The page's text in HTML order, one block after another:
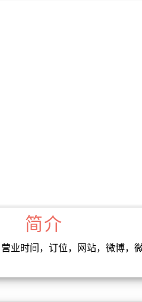
简介
业时间，订位，网站，微博，微